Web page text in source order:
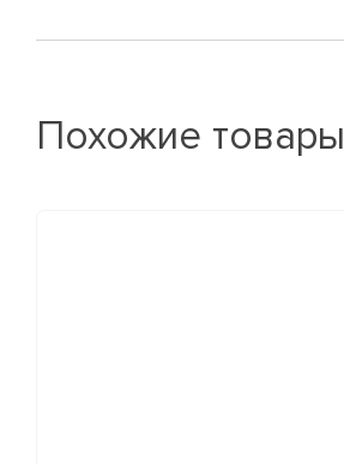
Похожие товары